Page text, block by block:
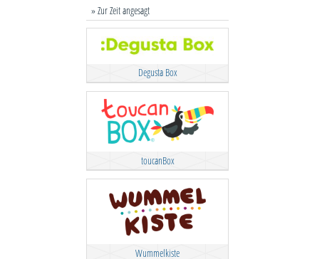
» Zur Zeit angesagt
Degusta Box
toucanBox
Wummelkiste